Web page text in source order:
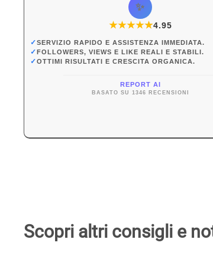
✨
★★★★★
★4.95
✓SERVIZIO RAPIDO E ASSISTENZA IMMEDIATA.
✓FOLLOWERS, VIEWS E LIKE REALI E STABILI.
✓OTTIMI RISULTATI E CRESCITA ORGANICA.
REPORT AI
BASATO SU 1346 RECENSIONI
Scopri altri consigli e